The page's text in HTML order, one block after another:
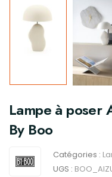
Lampe à poser
By Boo
Catégories :
UGS :